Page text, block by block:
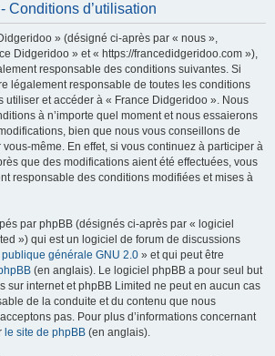
Conditions d’utilisation
» (désigné ci-après par « nous »,
Didgeridoo » et « https://francedidgeridoo.com »),
responsable des conditions suivantes. Si
légalement responsable de toutes les conditions
utiliser et accéder à « France Didgeridoo ». Nous
à n’importe quel moment et nous essaierons
bien que nous vous conseillons de
même. En effet, si vous continuez à participer à
que des modifications aient été effectuées, vous
responsable des conditions modifiées et mises à
par phpBB (désignés ci-après par « logiciel
») qui est un logiciel de forum de discussions
publique générale GNU 2.0 » et qui peut être
(en anglais). Le logiciel phpBB a pour seul but
sur internet et phpBB Limited ne peut en aucun cas
de la conduite et du contenu que nous
pas. Pour plus d’informations concernant
le site de phpBB (en anglais).